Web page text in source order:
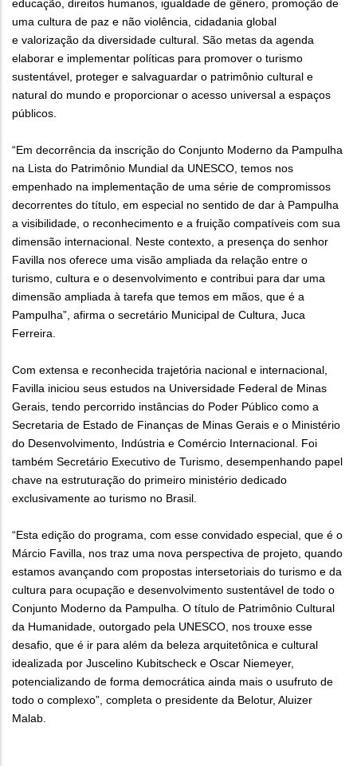
educação, direitos humanos, igualdade de gênero, promoção de
uma cultura de paz e não violência, cidadania global
e valorização da diversidade cultural. São metas da agenda
elaborar e implementar políticas para promover o turismo
sustentável, proteger e salvaguardar o patrimônio cultural e
natural do mundo e proporcionar o acesso universal a espaços
públicos.
“Em decorrência da inscrição do Conjunto Moderno da Pampulha
na Lista do Patrimônio Mundial da UNESCO, temos nos
empenhado na implementação de uma série de compromissos
decorrentes do título, em especial no sentido de dar à Pampulha
a visibilidade, o reconhecimento e a fruição compatíveis com sua
dimensão internacional. Neste contexto, a presença do senhor
Favilla nos oferece uma visão ampliada da relação entre o
turismo, cultura e o desenvolvimento e contribui para dar uma
dimensão ampliada à tarefa que temos em mãos, que é a
Pampulha”, afirma o secretário Municipal de Cultura, Juca
Ferreira.
Com extensa e reconhecida trajetória nacional e internacional,
Favilla iniciou seus estudos na Universidade Federal de Minas
Gerais, tendo percorrido instâncias do Poder Público como a
Secretaria de Estado de Finanças de Minas Gerais e o Ministério
do Desenvolvimento, Indústria e Comércio Internacional. Foi
também Secretário Executivo de Turismo, desempenhando papel
chave na estruturação do primeiro ministério dedicado
exclusivamente ao turismo no Brasil.
“Esta edição do programa, com esse convidado especial, que é o
Márcio Favilla, nos traz uma nova perspectiva de projeto, quando
estamos avançando com propostas intersetoriais do turismo e da
cultura para ocupação e desenvolvimento sustentável de todo o
Conjunto Moderno da Pampulha. O título de Patrimônio Cultural
da Humanidade, outorgado pela UNESCO, nos trouxe esse
desafio, que é ir para além da beleza arquitetônica e cultural
idealizada por Juscelino Kubitscheck e Oscar Niemeyer,
potencializando de forma democrática ainda mais o usufruto de
todo o complexo”, completa o presidente da Belotur, Aluizer
Malab.